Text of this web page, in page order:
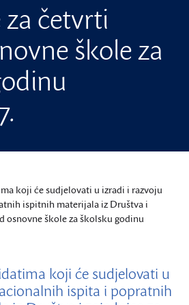
četvrti
škole za
koji će sudjelovati u izradi i razvoju
ispitnih materijala iz Društva i
osnovne škole za školsku godinu
koji će sudjelovati u
ispita i popratnih